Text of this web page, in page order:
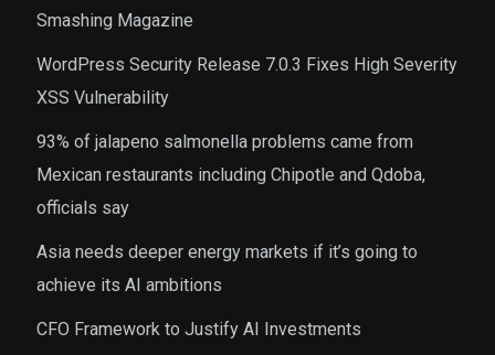
Smashing Magazine
WordPress Security Release 7.0.3 Fixes High Severity
XSS Vulnerability
93% of jalapeno salmonella problems came from
Mexican restaurants including Chipotle and Qdoba,
officials say
Asia needs deeper energy markets if it’s going to
achieve its AI ambitions
CFO Framework to Justify AI Investments